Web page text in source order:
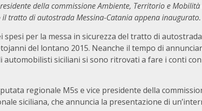
della commissione Ambiente, Territorio e Mobilità
tratto di autostrada Messina-Catania appena inaugurato.
spesi per la messa in sicurezza del tratto di
del lontano 2015. Neanche il tempo di
automobilisti siciliani si sono ritrovati a fare i conti
regionale M5s e vice presidente della
siciliana, che annuncia la presentazione di